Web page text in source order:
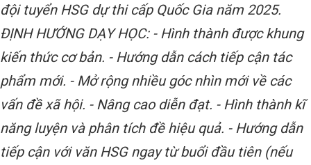
đội tuyển HSG dự thi cấp Quốc Gia năm 2025.
ĐỊNH HƯỚNG DẠY HỌC: - Hình thành được khung
kiến thức cơ bản. - Hướng dẫn cách tiếp cận tác
phẩm mới. - Mở rộng nhiều góc nhìn mới về các
vấn đề xã hội. - Nâng cao diễn đạt. - Hình thành kĩ
năng luyện và phân tích đề hiệu quả. - Hướng dẫn
tiếp cận với văn HSG ngay từ buổi đầu tiên (nếu